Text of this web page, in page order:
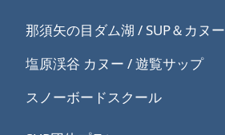
那須矢の目ダム湖 / SUP＆カヌー
塩原渓谷 カヌー / 遊覧サップ
スノーボードスクール